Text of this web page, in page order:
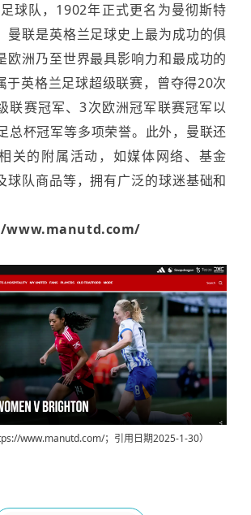
球队，1902年正式更名为曼彻斯特
曼联是英格兰足球史上最为成功的俱
欧洲乃至世界最具影响力和最成功的
于英格兰足球超级联赛，曾夺得20次
联赛冠军、3次欧洲冠军联赛冠军以
总杯冠军等多项荣誉。此外，曼联还
关的附属活动，如媒体网络、基金
球队商品等，拥有广泛的球迷基础和
www.manutd.com/
www.manutd.com/；引用日期2025-1-30）